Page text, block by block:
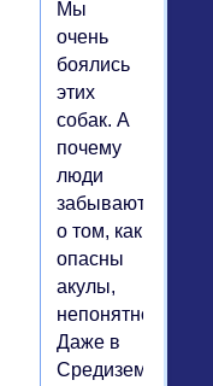
Мы
очень
боялись
этих
собак. А
почему
люди
забывают
о том, как
опасны
акулы,
непонятно.
Даже в
Средиземном